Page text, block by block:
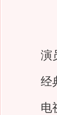
演员
经典
电视